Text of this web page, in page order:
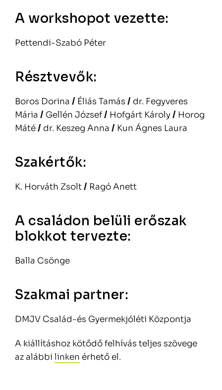
A workshopot vezette:
Pettendi-Szabó Péter
Résztvevők:
Boros Dorina / Éliás Tamás / dr. Fegyveres
Mária / Gellén József/ Hofgárt Károly/ Horog
Máté/ dr. Keszeg Anna / Kun Ágnes Laura
Szakértők:
K. Horváth Zsolt/ Ragó Anett
A családon belüli erőszak
blokkot tervezte:
Balla Csönge
Szakmai partner:
DMJV Család-és Gyermekjóléti Központja
A kiállításhoz kötődő felhívás teljes szövege
az alábbi linken érhető el.